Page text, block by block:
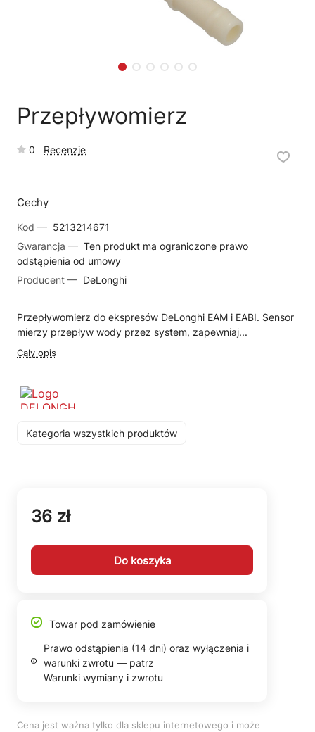
Przepływomierz
0 Recenzje
Cechy
Kod — 5213214671
Gwarancja — Ten produkt ma ograniczone prawo
odstąpienia od umowy
Producent — DeLonghi
Przepływomierz do ekspresów DeLonghi EAM i EABI. Sensor
mierzy przepływ wody przez system, zapewniaj...
Cały opis
Kategoria wszystkich produktów
36 zł
Do koszyka
Towar pod zamówienie
Prawo odstąpienia (14 dni) oraz wyłączenia i
warunki zwrotu — patrz
Warunki wymiany i zwrotu
Cena jest ważna tylko dla sklepu internetowego i może
Jak oddać do naprawy?
Ekspres nie działa
Szukam części 📖
🗹Reklamacja naprawy